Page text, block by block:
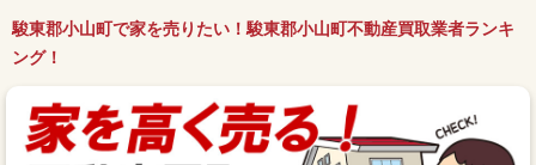
駿東郡小山町で家を売りたい！駿東郡小山町不動産買取業者ランキ
ング！